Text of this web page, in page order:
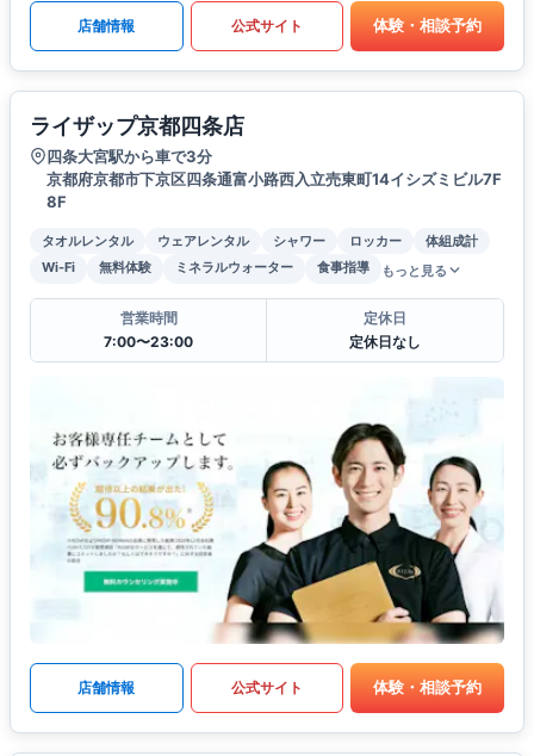
店舗情報 公式サイト 体験・相談予約
ライザップ京都四条店
四条大宮駅から車で3分
京都府京都市下京区四条通富小路西入立売東町14イシズミビル7F
8F
タオルレンタル ウェアレンタル シャワー ロッカー
体組成計
Wi-Fi
無料体験 ミネラルウォーター 食事指導 もっと見る
営業時間
7:00〜23:00
定休日
定休日なし
店舗情報 公式サイト 体験・相談予約